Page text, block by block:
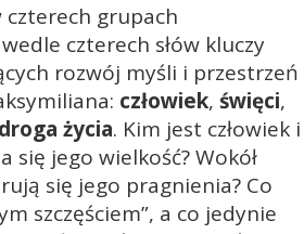
grupach
czterech słów kluczy
rozwój myśli i przestrzeń
człowiek, święci,
droga życia. Kim jest człowiek i
się jego wielkość? Wokół
się jego pragnienia? Co
szczęściem”, a co jedynie